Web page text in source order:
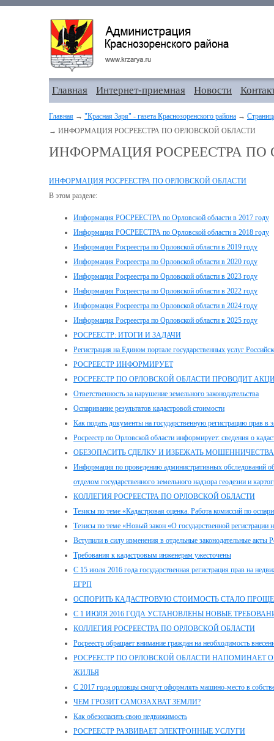
Главная Интернет-приемная Новости
Главная → "Красная Заря" - газета Краснозоренского района →
→ ИНФОРМАЦИЯ РОСРЕЕСТРА ПО ОРЛОВСКОЙ ОБЛАСТИ
ИНФОРМАЦИЯ РОСРЕЕСТРА ПО
ИНФОРМАЦИЯ РОСРЕЕСТРА ПО ОРЛОВСКОЙ ОБЛАСТИ
В этом разделе:
Информация РОСРЕЕСТРА по Орловской области в 2017 году
Информация РОСРЕЕСТРА по Орловской области в 2018 году
Информация Росреестра по Орловской области в 2019 году
Информация Росреестра по Орловской области в 2020 году
Информация Росреестра по Орловской области в 2023 году
Информация Росреестра по Орловской области в 2022 году
Информация Росреестра по Орловской области в 2024 году
Информация Росреестра по Орловской области в 2025 году
РОСРЕЕСТР: ИТОГИ И ЗАДАЧИ
Регистрация на Едином портале государственных услуг
РОСРЕЕСТР ИНФОРМИРУЕТ
РОСРЕЕСТР ПО ОРЛОВСКОЙ ОБЛАСТИ ПРОВОДИТ
Ответственность за нарушение земельного законодательства
Оспаривание результатов кадастровой стоимости
Как подать документы на государственную регистрацию прав в
Росреестр по Орловской области информирует: сведения о
ОБЕЗОПАСИТЬ СДЕЛКУ И ИЗБЕЖАТЬ
Информация по проведению административных обследований
отделом государственного земельного надзора геодезии и
КОЛЛЕГИЯ РОСРЕЕСТРА ПО ОРЛОВСКОЙ ОБЛАСТИ
Тезисы по теме «Кадастровая оценка. Работа комиссий по
Тезисы по теме «Новый закон «О государственной регистрации
Вступили в силу изменения в отдельные законодательные акты
Требования к кадастровым инженерам ужесточены
С 15 июля 2016 года государственная регистрация прав на
ЕГРП
ОСПОРИТЬ КАДАСТРОВУЮ СТОИМОСТЬ СТАЛО ПРОЩЕ
С 1 ИЮЛЯ 2016 ГОДА УСТАНОВЛЕНЫ НОВЫЕ
КОЛЛЕГИЯ РОСРЕЕСТРА ПО ОРЛОВСКОЙ ОБЛАСТИ
Росреестр обращает внимание граждан на необходимость
РОСРЕЕСТР ПО ОРЛОВСКОЙ ОБЛАСТИ НАПОМИНАЕТ
ЖИЛЬЯ
С 2017 года орловцы смогут оформлять машино-место в
ЧЕМ ГРОЗИТ САМОЗАХВАТ ЗЕМЛИ?
Как обезопасить свою недвижимость
РОСРЕЕСТР РАЗВИВАЕТ ЭЛЕКТРОННЫЕ УСЛУГИ